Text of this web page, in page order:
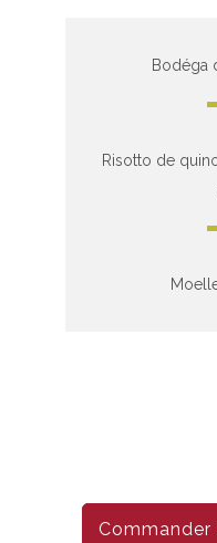
Bodéga
Risotto de